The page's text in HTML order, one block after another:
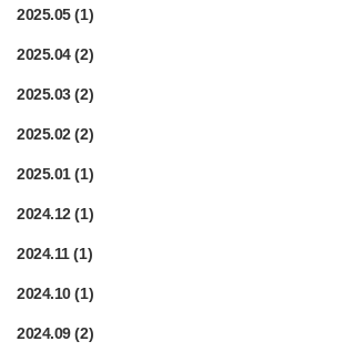
2025.05(1)
2025.04(2)
2025.03(2)
2025.02(2)
2025.01(1)
2024.12(1)
2024.11(1)
2024.10(1)
2024.09(2)